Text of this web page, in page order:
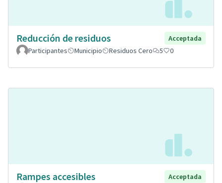
Reducción de residuos
Acceptada
Participantes
Municipio Residuos Cero 5 0
Rampes accesibles
Acceptada